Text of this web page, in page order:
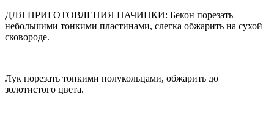
ДЛЯ ПРИГОТОВЛЕНИЯ НАЧИНКИ: Бекон порезать
небольшими тонкими пластинами, слегка обжарить на сухой
сковороде.
Лук порезать тонкими полукольцами, обжарить до
золотистого цвета.